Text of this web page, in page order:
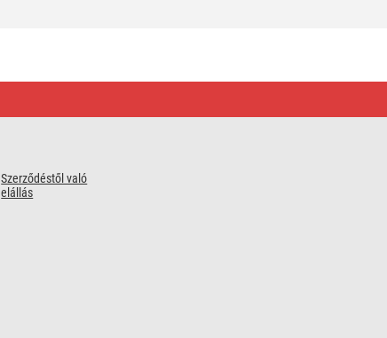
Szerződéstől való
elállás